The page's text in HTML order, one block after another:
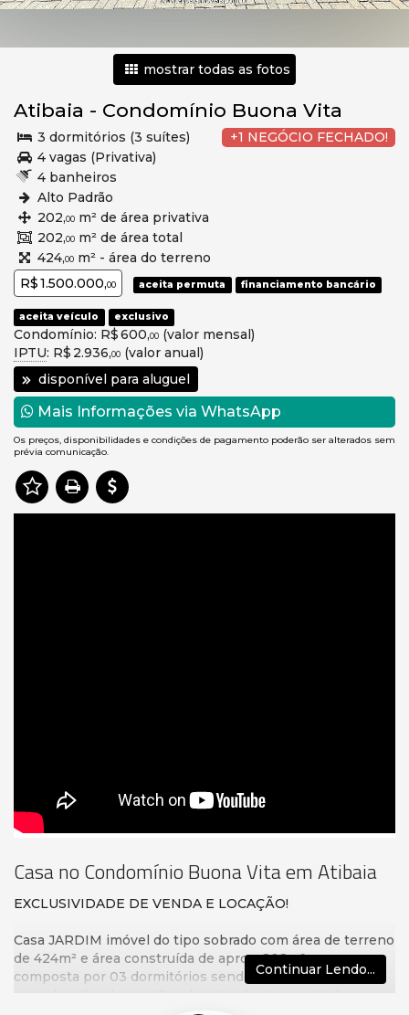
mostrar todas as fotos
Atibaia - Condomínio Buona Vita
+1 NEGÓCIO FECHADO!
3 dormitórios (3 suítes)
4 vagas (Privativa)
4 banheiros
Alto Padrão
202,00 m² de área privativa
202,00 m² de área total
424,00 m² - área do terreno
R$ 1.500.000,00 aceita permuta financiamento bancário
aceita veículo exclusivo
Condomínio: R$ 600,00 (valor mensal)
IPTU: R$ 2.936,00 (valor anual)
disponível para aluguel
Mais Informações via WhatsApp
Os preços, disponibilidades e condições de pagamento poderão ser alterados sem
prévia comunicação.
Casa no Condomínio Buona Vita em Atibaia
EXCLUSIVIDADE DE VENDA E LOCAÇÃO!
Casa JARDIM imóvel do tipo sobrado com área de terreno
de 424m² e área construída de aprox. 202m², casa
composta por 03 dormitórios sendo 03 suítes (master
com closet), sala para 2 ambientes (estar e jantar)
Continuar Lendo...